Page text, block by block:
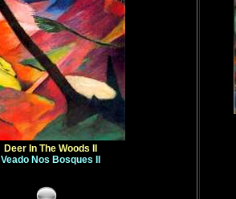
Deer In The Woods II
Veado Nos Bosques II